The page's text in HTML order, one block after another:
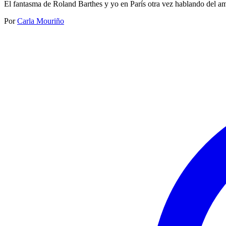
El fantasma de Roland Barthes y yo en París otra vez hablando del
Por Carla Mouriño